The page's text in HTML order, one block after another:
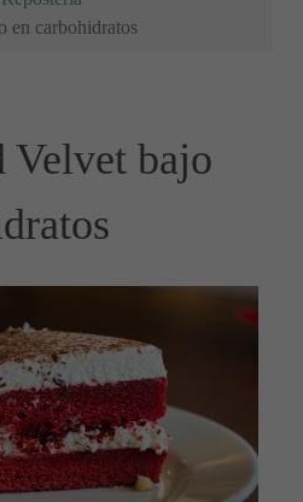
en carbohidratos
Velvet bajo